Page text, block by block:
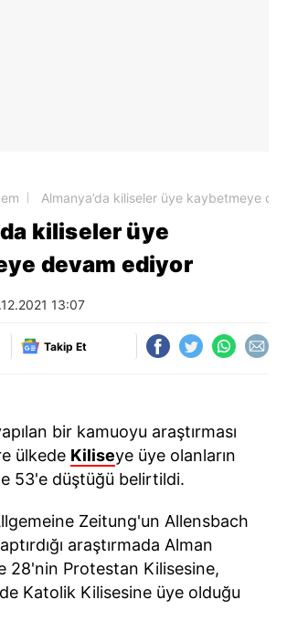
Almanya’da kiliseler üye kaybetmeye
kiliseler üye
devam ediyor
13:07
Takip Et
bir kamuoyu araştırması
ülkede Kiliseye üye olanların
53'e düştüğü belirtildi.
Zeitung'un Allensbach
araştırmada Alman
28'nin Protestan Kilisesine,
Katolik Kilisesine üye olduğu